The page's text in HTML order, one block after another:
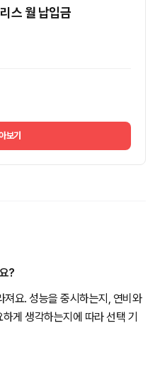
스 월 납입금
보기
?
져요. 성능을 중시하는지, 연비와
게 생각하는지에 따라 선택 기